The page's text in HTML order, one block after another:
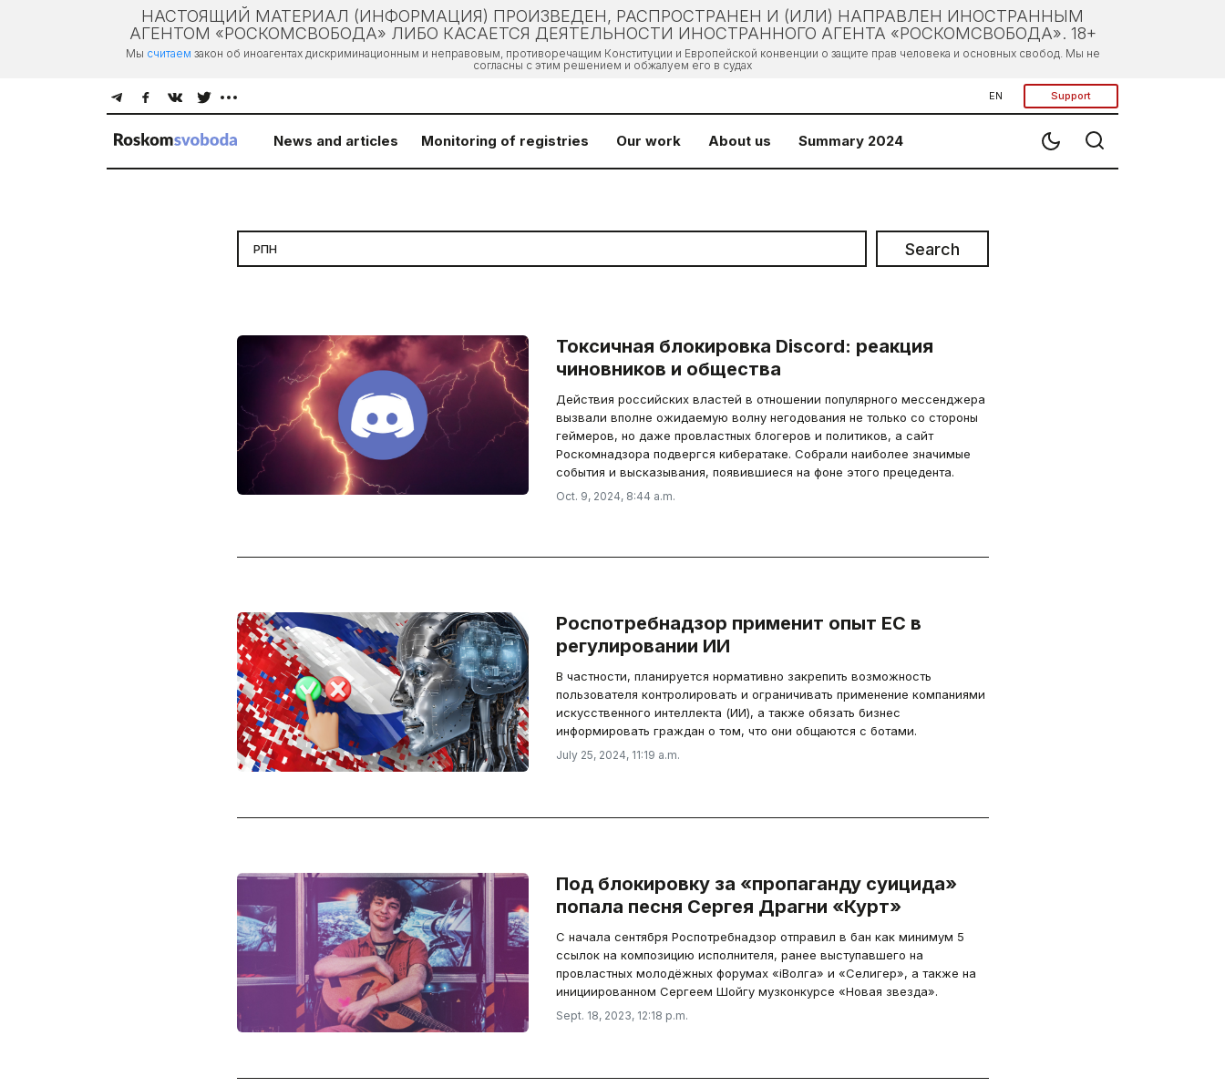
НАСТОЯЩИЙ МАТЕРИАЛ (ИНФОРМАЦИЯ) ПРОИЗВЕДЕН, РАСПРОСТРАНЕН И (ИЛИ) НАПРАВЛЕН ИНОСТРАННЫМ
АГЕНТОМ «РОСКОМСВОБОДА» ЛИБО КАСАЕТСЯ ДЕЯТЕЛЬНОСТИ ИНОСТРАННОГО АГЕНТА «РОСКОМСВОБОДА». 18+
Мы считаем закон об иноагентах дискриминационным и неправовым, противоречащим Конституции и Европейской конвенции о защите прав человека и основных свобод. Мы не
согласны с этим решением и обжалуем его в судах
EN Support
News and articles Monitoring of registries Our work About us Summary 2024
Search
Токсичная блокировка Discord: реакция
чиновников и общества
Действия российских властей в отношении популярного мессенджера
вызвали вполне ожидаемую волну негодования не только со стороны
геймеров, но даже провластных блогеров и политиков, а сайт
Роскомнадзора подвергся кибератаке. Собрали наиболее значимые
события и высказывания, появившиеся на фоне этого прецедента.
Oct. 9, 2024, 8:44 a.m.
Роспотребнадзор применит опыт ЕС в
регулировании ИИ
В частности, планируется нормативно закрепить возможность
пользователя контролировать и ограничивать применение компаниями
искусственного интеллекта (ИИ), а также обязать бизнес
информировать граждан о том, что они общаются с ботами.
July 25, 2024, 11:19 a.m.
Под блокировку за «пропаганду суицида»
попала песня Сергея Драгни «Курт»
С начала сентября Роспотребнадзор отправил в бан как минимум 5
ссылок на композицию исполнителя, ранее выступавшего на
провластных молодёжных форумах «iВолга» и «Селигер», а также на
инициированном Сергеем Шойгу музконкурсе «Новая звезда».
Sept. 18, 2023, 12:18 p.m.